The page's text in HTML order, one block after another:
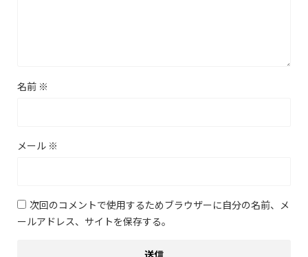
名前 ※
メール ※
次回のコメントで使用するためブラウザーに自分の名前、メ
ールアドレス、サイトを保存する。